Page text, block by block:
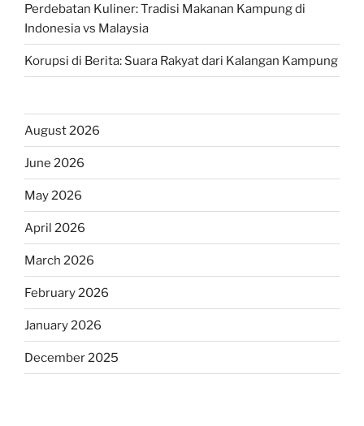
Perdebatan Kuliner: Tradisi Makanan Kampung di
Indonesia vs Malaysia
Korupsi di Berita: Suara Rakyat dari Kalangan Kampung
August 2026
June 2026
May 2026
April 2026
March 2026
February 2026
January 2026
December 2025